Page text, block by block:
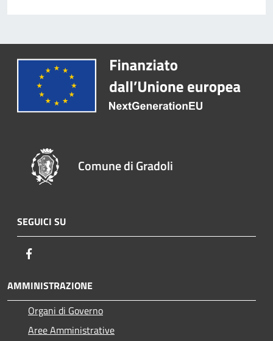
Comune di Gradoli
SEGUICI SU
AMMINISTRAZIONE
Organi di Governo
Aree Amministrative